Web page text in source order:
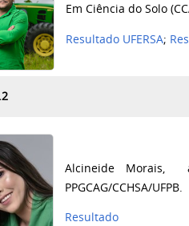
Em Ciência do Solo
Resultado UFERSA;
Alcineide Morais,
PPGCAG/CCHSA/UFPB.
Resultado